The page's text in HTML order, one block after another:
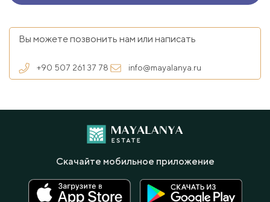
Вы можете позвонить нам или написать
+90 507 261 37 78 info@mayalanya.ru
Скачайте мобильное приложение